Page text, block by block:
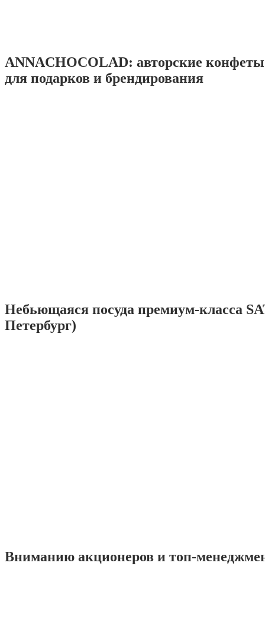
ANNACHOCOLAD: авторские
для подарков и брендирования
Небьющаяся посуда премиум-класса
Петербург)
Вниманию акционеров и топ-